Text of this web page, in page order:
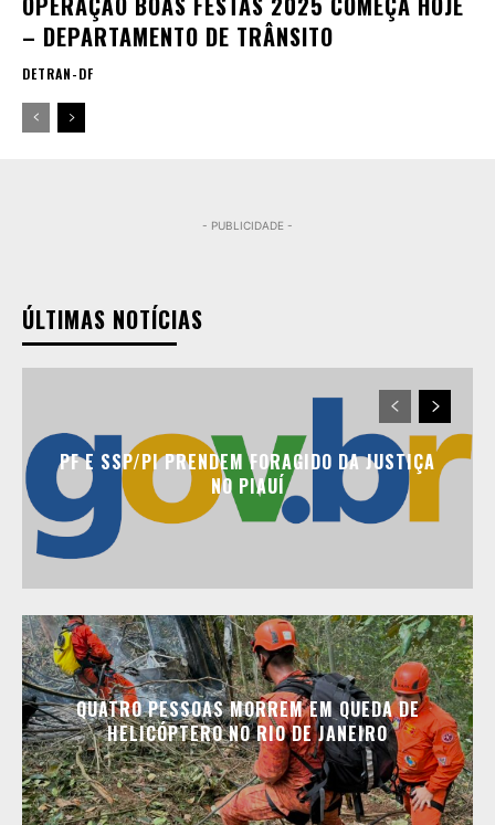
– DEPARTAMENTO DE TRÂNSITO
DETRAN-DF
- PUBLICIDADE -
ÚLTIMAS NOTÍCIAS
PF E SSP/PI PRENDEM FORAGIDO DA JUSTIÇA
NO PIAUÍ
QUATRO PESSOAS MORREM EM QUEDA DE
HELICÓPTERO NO RIO DE JANEIRO